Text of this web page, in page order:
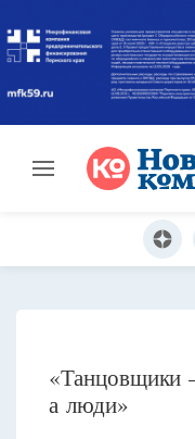
«Танцовщики
а люди»